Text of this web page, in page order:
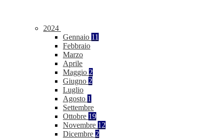
2024
Gennaio 11
Febbraio
Marzo
Aprile
Maggio 2
Giugno 2
Luglio
Agosto 1
Settembre
Ottobre 19
Novembre 12
Dicembre 2